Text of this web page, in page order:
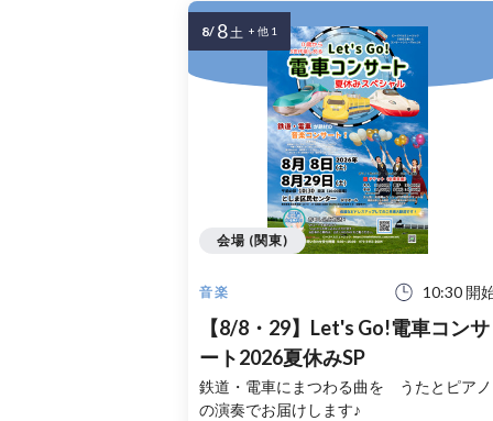
音楽 10:30 開
【8/8・29】Let's Go!電車コンサ
ート2026夏休みSP
鉄道・電車にまつわる曲を うたとピアノ
の演奏でお届けします♪
会場 (関東)
8/ 8土 + 他 1